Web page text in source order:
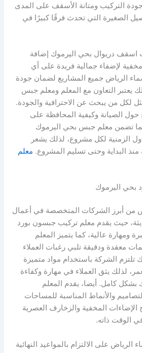
التركيب ومتانة الأسقف على المدى
الصغيرة التي تحدث فرقًا كبيرًا في
اسقف دريوال بحي اليرموك إضافة
لإضفاء جمالية فريدة على أي
الرياض جميع المشاريع لضمان جودة
يعتبر التعاون مع المعلم ومعلم جبس
لكل من يبحث عن الاحترافية والجودة.
حول الصيانة وكيفية المحافظة على
تضمن معلم جبس بحي اليرموك
الزمنية لكل مشروع، لذلك يشعر
منذ البداية وحتى تسليم المشروع. معلم
بحي اليرموك
من أبرز الشركات المتخصصة في أعمال
حيث يقدم معلم تركيب جبسون بورد
ومهارة عالية، كما يتميز المعلم
معقدة ودقيقة تلبي رغبات العملاء
تلتزم الشركة باستخدام مواد متميزة
لذلك يثق العملاء في مهارة وكفاءة
كامل. أيضا، يقدم المعلم
والأنماط المناسبة للمساحات
الإضاءات المخفية والزخارف العصرية
الوقت ذاته.
على الالتزام بالمواعيد النهائية